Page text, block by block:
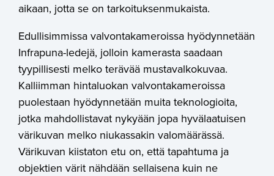
aikaan, jotta se on tarkoituksenmukaista.
Edullisimmissa valvontakameroissa hyödynnetään
Infrapuna-ledejä, jolloin kamerasta saadaan
tyypillisesti melko terävää mustavalkokuvaa.
Kalliimman hintaluokan valvontakameroissa
puolestaan hyödynnetään muita teknologioita,
jotka mahdollistavat nykyään jopa hyvälaatuisen
värikuvan melko niukassakin valomäärässä.
Värikuvan kiistaton etu on, että tapahtuma ja
objektien värit nähdään sellaisena kuin ne